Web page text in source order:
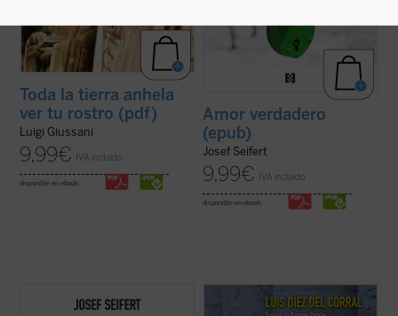
Toda la tierra anhela
ver tu rostro (pdf)
Luigi Giussani
9,99€ IVA incluido
disponible en ebook:
Amor verdadero
(epub)
Josef Seifert
9,99€ IVA incluido
disponible en ebook:
El amor es a la vez revelación y
ocultamiento, promete plenitud pero
El rapto de Europa , obra cumbre del jurista,
filósofo e historiador de las ideas políticas